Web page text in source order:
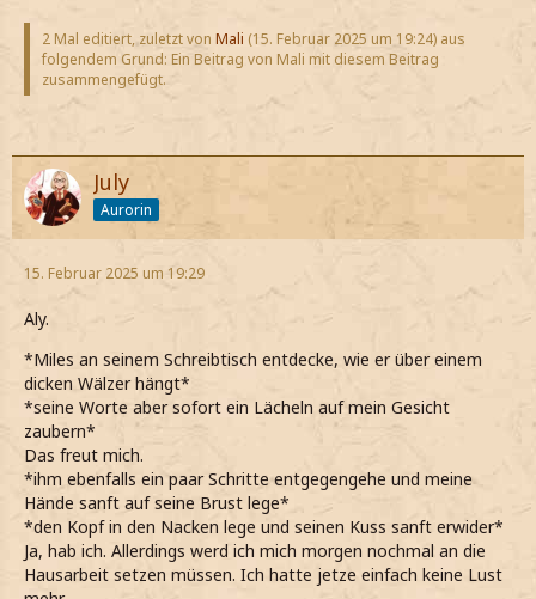
2 Mal editiert, zuletzt von Mali (15. Februar 2025 um 19:24) aus
folgendem Grund: Ein Beitrag von Mali mit diesem Beitrag
zusammengefügt.
July
Aurorin
15. Februar 2025 um 19:29
Aly.
*Miles an seinem Schreibtisch entdecke, wie er über einem
dicken Wälzer hängt*
*seine Worte aber sofort ein Lächeln auf mein Gesicht
zaubern*
Das freut mich.
*ihm ebenfalls ein paar Schritte entgegengehe und meine
Hände sanft auf seine Brust lege*
*den Kopf in den Nacken lege und seinen Kuss sanft erwider*
Ja, hab ich. Allerdings werd ich mich morgen nochmal an die
Hausarbeit setzen müssen. Ich hatte jetze einfach keine Lust